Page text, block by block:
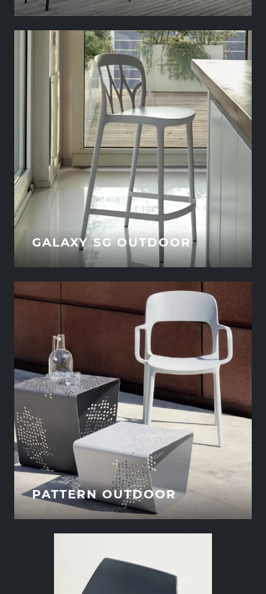
GALAXY SG OUTDOOR
PATTERN OUTDOOR